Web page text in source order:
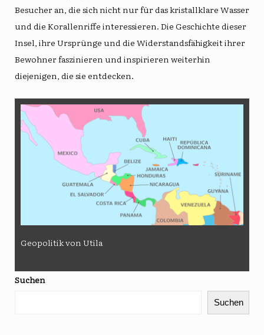
Besucher an, die sich nicht nur für das kristallklare Wasser
und die Korallenriffe interessieren. Die Geschichte dieser
Insel, ihre Ursprünge und die Widerstandsfähigkeit ihrer
Bewohner faszinieren und inspirieren weiterhin
diejenigen, die sie entdecken.
Geopolitik von Utila
Suchen
Suchen